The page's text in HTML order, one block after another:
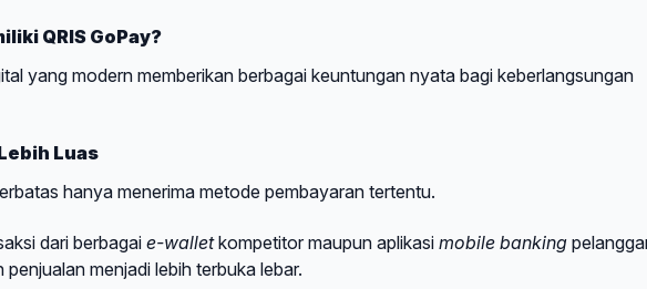
QRIS GoPay?
yang modern memberikan berbagai keuntungan nyata bagi keberlangsungan
Luas
hanya menerima metode pembayaran tertentu.
dari berbagai e-walletkompetitor maupun aplikasi mobile banking
menjadi lebih terbuka lebar.